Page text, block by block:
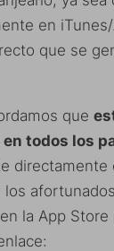
en
que se
que
todos los
directamente
los
la App Store